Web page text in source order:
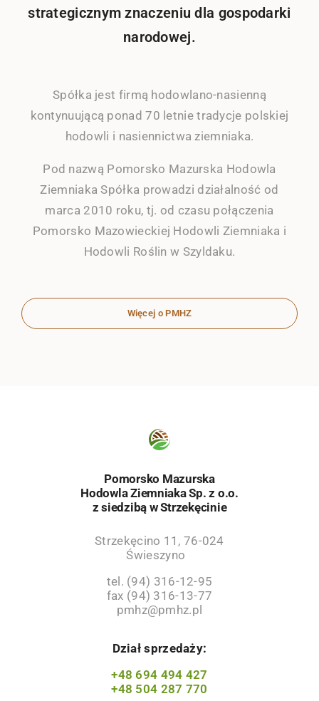
strategicznym znaczeniu dla gospodarki
narodowej.
Spółka jest firmą hodowlano-nasienną
kontynuującą ponad 70 letnie tradycje polskiej
hodowli i nasiennictwa ziemniaka.
Pod nazwą Pomorsko Mazurska Hodowla
Ziemniaka Spółka prowadzi działalność od
marca 2010 roku, tj. od czasu połączenia
Pomorsko Mazowieckiej Hodowli Ziemniaka i
Hodowli Roślin w Szyldaku.
Więcej o PMHZ
Pomorsko Mazurska
Hodowla Ziemniaka Sp. z o.o.
z siedzibą w Strzekęcinie
Strzekęcino 11, 76-024
Świeszyno
tel. (94) 316-12-95
fax (94) 316-13-77
pmhz@pmhz.pl
Dział sprzedaży:
+48 694 494 427
+48 504 287 770